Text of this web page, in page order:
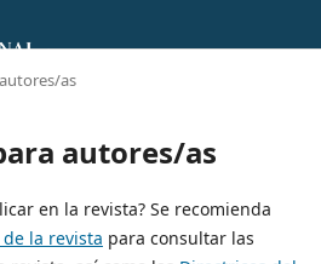
as
autores/as
en la revista? Se recomienda
de la revista para consultar las